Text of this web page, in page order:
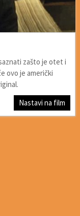
zašto je otet i
ovo je američki
Nastavi na film